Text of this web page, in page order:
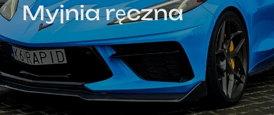
Myjnia ręczna